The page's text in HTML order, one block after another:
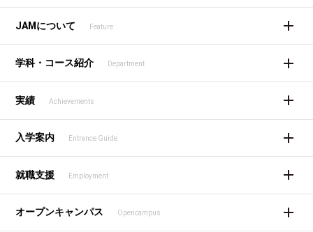
JAMについて Feature
学科・コース紹介 Department
実績 Achievements
入学案内 Entrance Guide
就職支援 Employment
オープンキャンパス Opencampus